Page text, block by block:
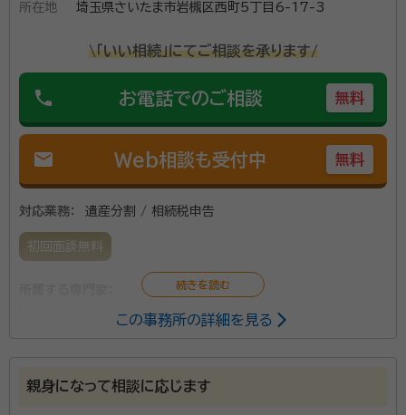
資格等： 税理士
所在地
埼玉県さいたま市岩槻区西町5丁目6-17-3
\「いい相続」にてご相談を承ります/
phone お電話でのご相談 無料
mail Web相談も受付中 無料
対応業務： 遺産分割 / 相続税申告
初回面談無料
内田正一（うちだしょういち） 税理士
所属団体：関東信越税理士会
この事務所の詳細を見る
親身になって相談に応じます